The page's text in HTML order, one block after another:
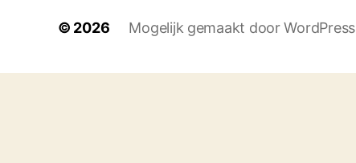
© 2026 Mogelijk gemaakt door WordPress